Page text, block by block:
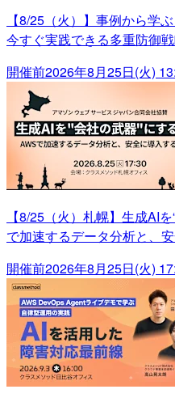
【8/25（火）】事例から学
今すぐ実践できる多重防御
開催前2026年8月25日(火)
【8/25（火）札幌】生成AI
で加速するデータ分析と、
開催前2026年8月25日(火)